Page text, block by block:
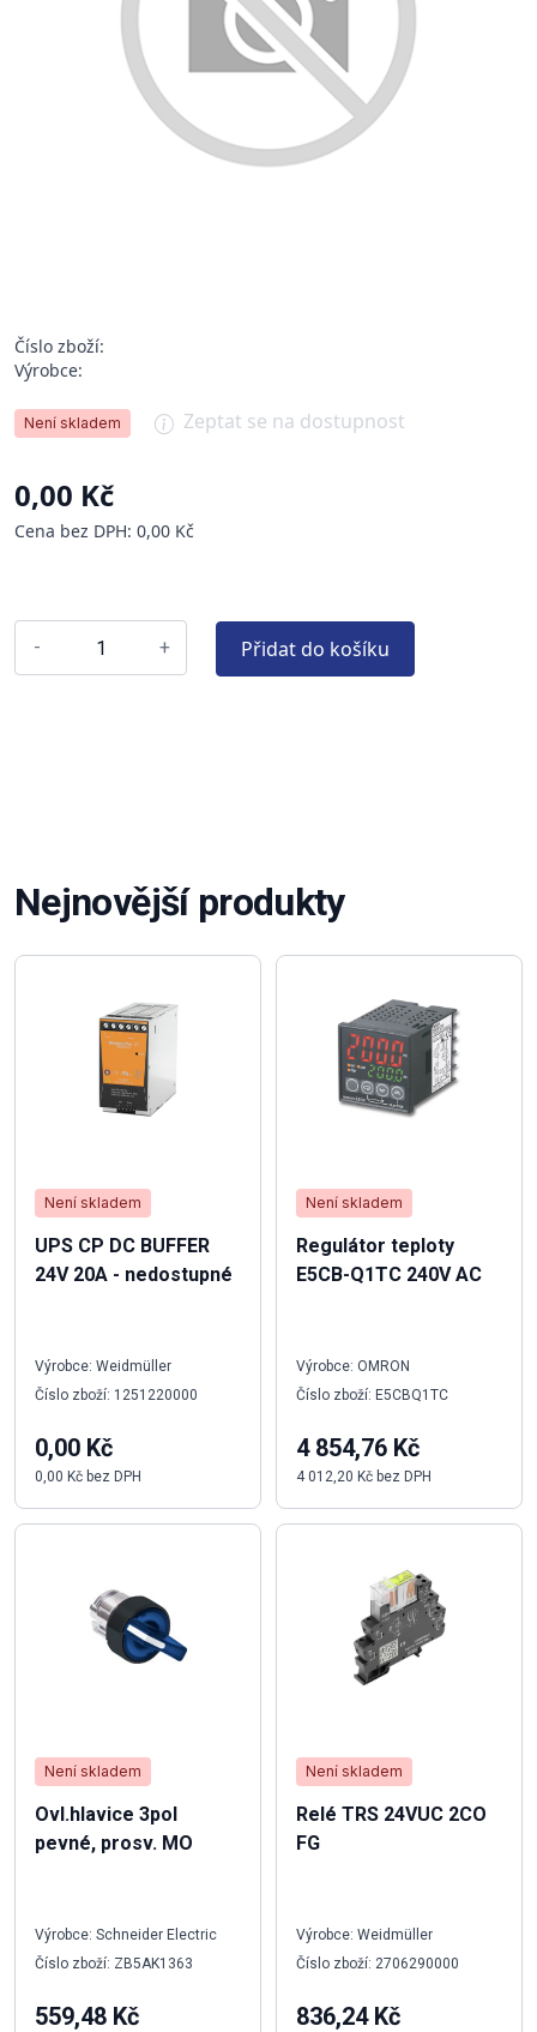
Číslo zboží:
Výrobce:
Není skladem Zeptat se na dostupnost
0,00 Kč
Cena bez DPH: 0,00 Kč
- + Přidat do košíku
Nejnovější produkty
Není skladem
UPS CP DC BUFFER
24V 20A - nedostupné
Výrobce: Weidmüller
Číslo zboží: 1251220000
0,00 Kč
0,00 Kč bez DPH
Není skladem
Ovl.hlavice 3pol
pevné, prosv. MO
Výrobce: Schneider Electric
Číslo zboží: ZB5AK1363
559,48 Kč
Není skladem
Regulátor teploty
E5CB-Q1TC 240V AC
Výrobce: OMRON
Číslo zboží: E5CBQ1TC
4 854,76 Kč
4 012,20 Kč bez DPH
Není skladem
Relé TRS 24VUC 2CO
FG
Výrobce: Weidmüller
Číslo zboží: 2706290000
836,24 Kč